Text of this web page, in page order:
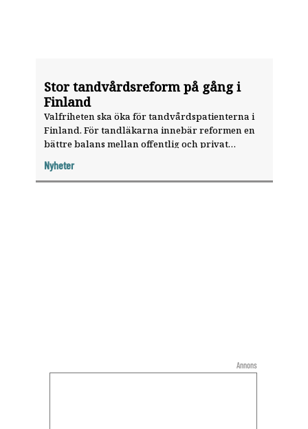
Stor tandvårdsreform på gång i
Finland
Valfriheten ska öka för tandvårdspatienterna i
Finland. För tandläkarna innebär reformen en
bättre balans mellan offentlig och privat
ner foten skapar den också osäkerhet.
Nyheter
Annons